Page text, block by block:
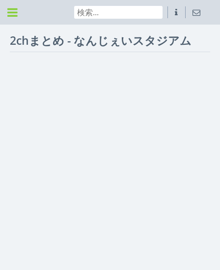
2chまとめ - なんじぇいスタジアム